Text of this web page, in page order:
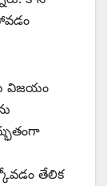
విజయం
తేలిక